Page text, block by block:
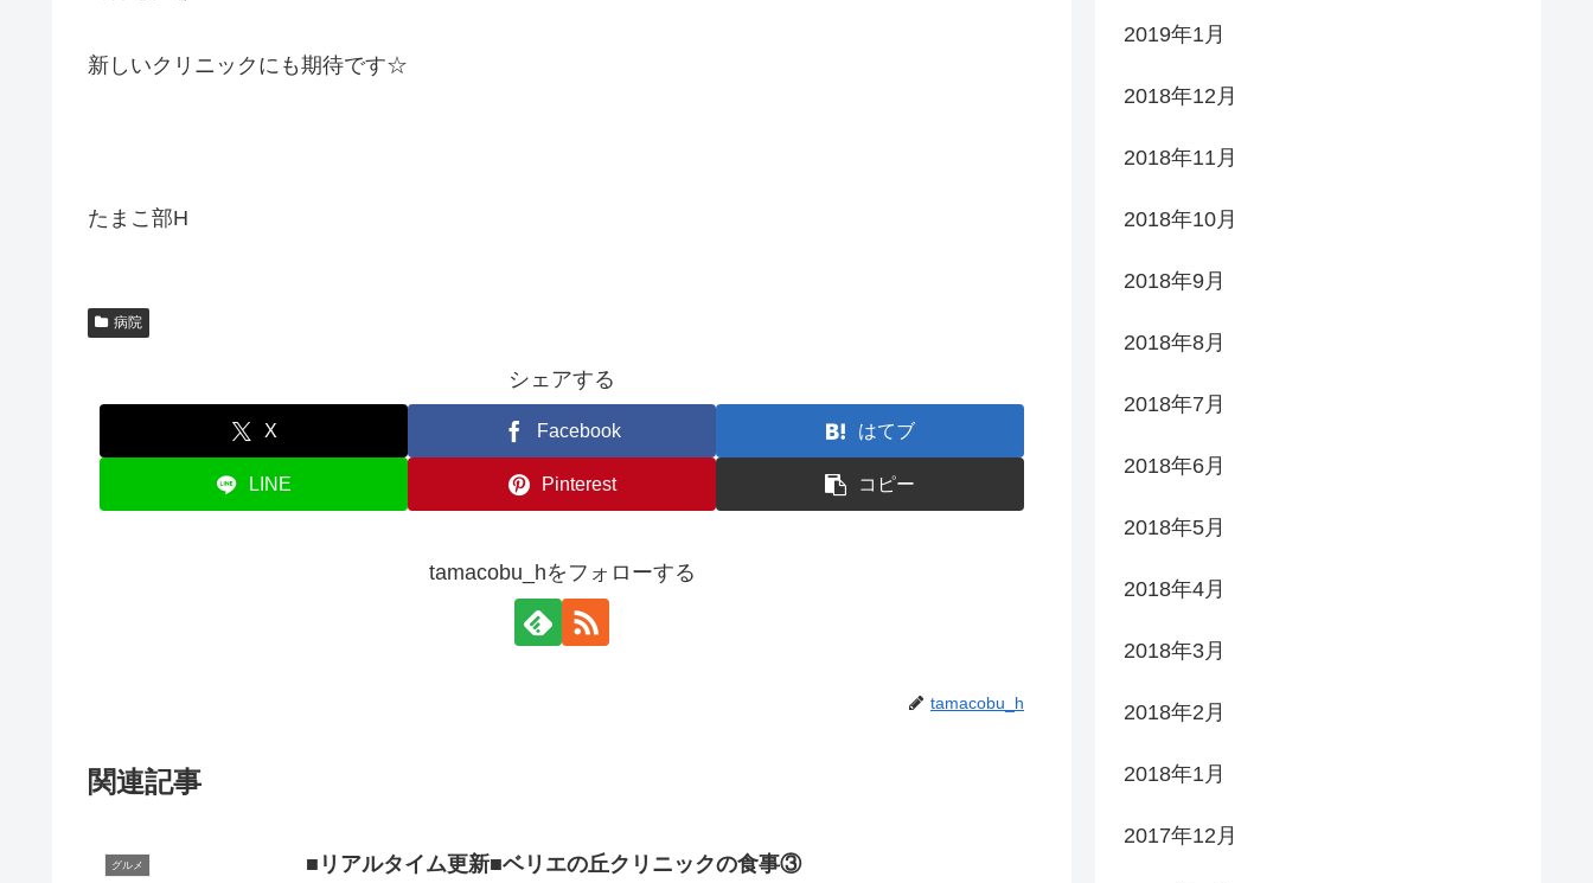
新しいクリニックにも期待です☆
たまこ部H
病院
シェアする
X Facebook はてブ
LINE Pinterest コピー
tamacobu_hをフォローする
tamacobu_h
関連記事
グルメ ■リアルタイム更新■ベリエの丘クリニックの食事③
2019年1月
2018年12月
2018年11月
2018年10月
2018年9月
2018年8月
2018年7月
2018年6月
2018年5月
2018年4月
2018年3月
2018年2月
2018年1月
2017年12月